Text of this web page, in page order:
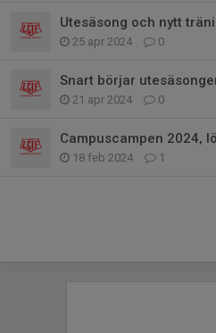
Utesäsong och nytt
25 apr 2024 0
Snart börjar
21 apr 2024 0
Campuscampen 2024,
18 feb 2024 1